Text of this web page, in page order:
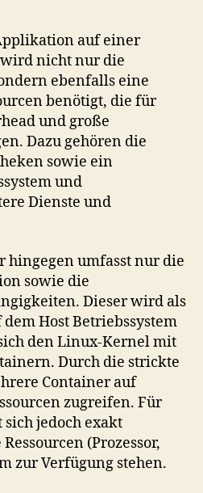
auf einer
nicht nur die
ebenfalls eine
benötigt, die für
und große
Dazu gehören die
sowie ein
und
Dienste und
hingegen umfasst nur die
sowie die
Dieser wird als
Host Betriebssystem
den Linux-Kernel mit
Durch die strickte
Container auf
zugreifen. Für
jedoch exakt
(Prozessor,
zur Verfügung stehen.